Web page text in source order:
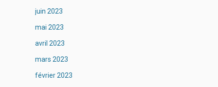
juin 2023
mai 2023
avril 2023
mars 2023
février 2023